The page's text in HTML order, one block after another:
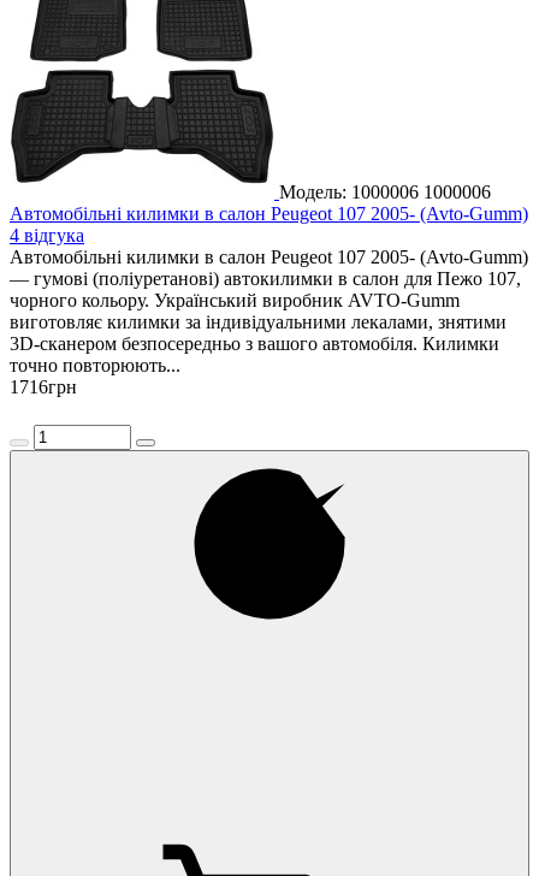
Модель: 1000006 1000006
Автомобільні килимки в салон Peugeot 107 2005- (Avto-Gumm)
4 відгука
Автомобільні килимки в салон Peugeot 107 2005- (Avto-Gumm)
— гумові (поліуретанові) автокилимки в салон для Пежо 107,
чорного кольору. Український виробник AVTO-Gumm
виготовляє килимки за індивідуальними лекалами, знятими
3D-сканером безпосередньо з вашого автомобіля. Килимки
точно повторюють...
1716грн